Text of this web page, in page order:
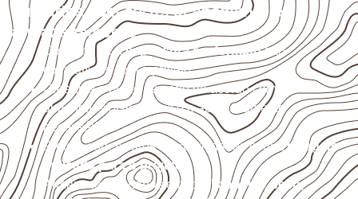
Cuidados com corte, acabamento e
armazenamento
Confirme se aespessura e o formatosão
compatíveis com o projeto.
Organize o plano de corte de acordo com as
dimensões disponíveis e o aproveitamento
necessário.
Proteja cortes, furos e extremidades com aselagem
indicada para o projeto
Armazene as chapas em local coberto, seco,